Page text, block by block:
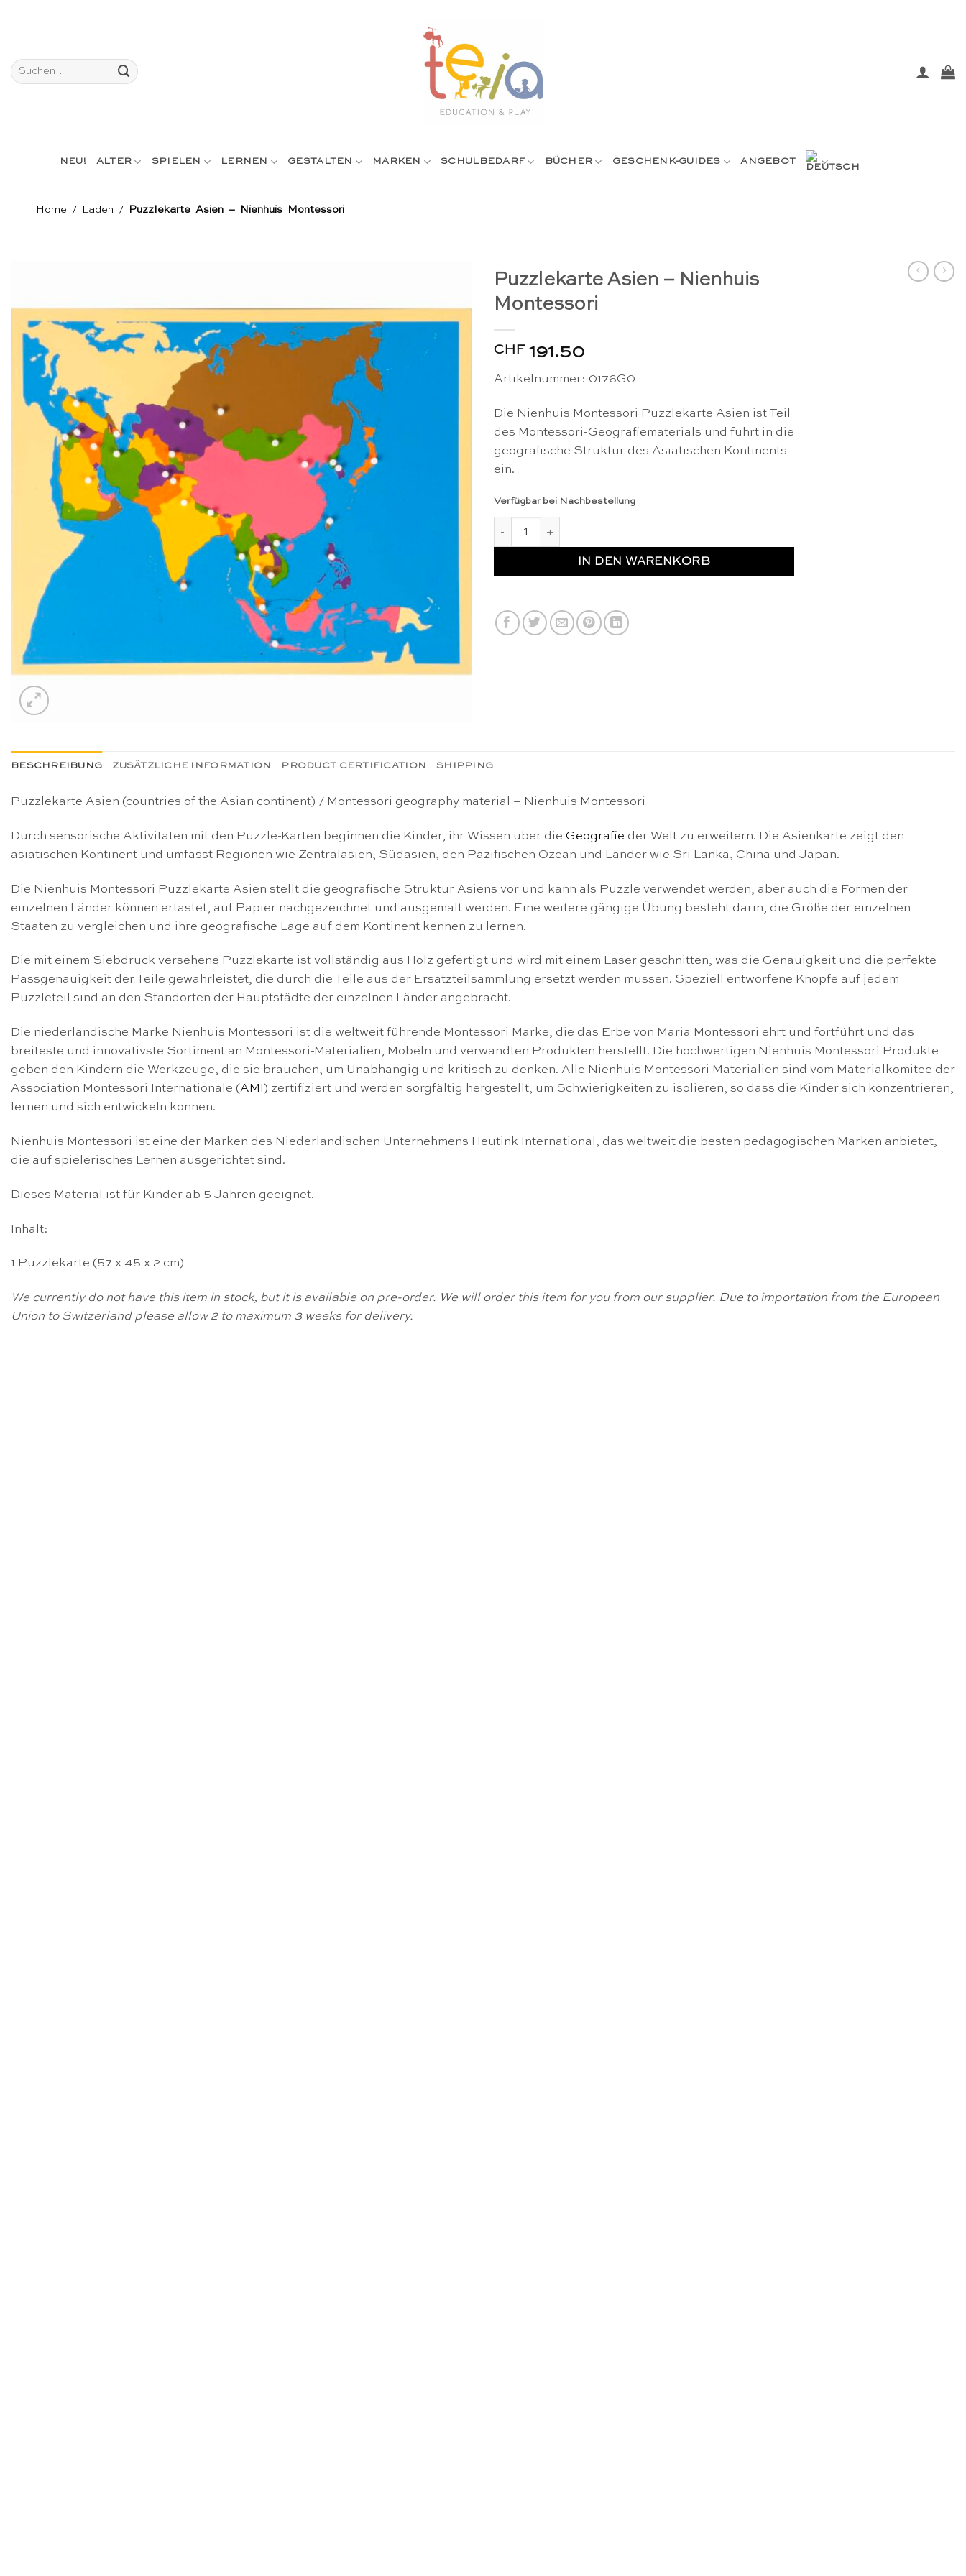
Suchen
nach:
NEU! ALTER SPIELEN LERNEN GESTALTEN MARKEN SCHULBEDARF BÜCHER GESCHENK-GUIDES ANGEBOT
Home / Laden / Puzzlekarte Asien – Nienhuis Montessori
Puzzlekarte Asien – Nienhuis
Montessori
CHF 191.50
Artikelnummer: 0176G0
Die Nienhuis Montessori Puzzlekarte Asien ist Teil
des Montessori-Geografiematerials und führt in die
geografische Struktur des Asiatischen Kontinents
ein.
Verfügbar bei Nachbestellung
IN DEN WARENKORB
BESCHREIBUNG ZUSÄTZLICHE INFORMATION PRODUCT CERTIFICATION SHIPPING
Puzzlekarte Asien (countries of the Asian continent) / Montessori geography material – Nienhuis Montessori
Durch sensorische Aktivitäten mit den Puzzle-Karten beginnen die Kinder, ihr Wissen über die Geografie der Welt zu erweitern. Die Asienkarte zeigt den
asiatischen Kontinent und umfasst Regionen wie Zentralasien, Südasien, den Pazifischen Ozean und Länder wie Sri Lanka, China und Japan.
Die Nienhuis Montessori Puzzlekarte Asien stellt die geografische Struktur Asiens vor und kann als Puzzle verwendet werden, aber auch die Formen der
einzelnen Länder können ertastet, auf Papier nachgezeichnet und ausgemalt werden. Eine weitere gängige Übung besteht darin, die Größe der einzelnen
Staaten zu vergleichen und ihre geografische Lage auf dem Kontinent kennen zu lernen.
Die mit einem Siebdruck versehene Puzzlekarte ist vollständig aus Holz gefertigt und wird mit einem Laser geschnitten, was die Genauigkeit und die perfekte
Passgenauigkeit der Teile gewährleistet, die durch die Teile aus der Ersatzteilsammlung ersetzt werden müssen. Speziell entworfene Knöpfe auf jedem
Puzzleteil sind an den Standorten der Hauptstädte der einzelnen Länder angebracht.
Die niederländische Marke Nienhuis Montessori ist die weltweit führende Montessori Marke, die das Erbe von Maria Montessori ehrt und fortführt und das
breiteste und innovativste Sortiment an Montessori-Materialien, Möbeln und verwandten Produkten herstellt. Die hochwertigen Nienhuis Montessori Produkte
geben den Kindern die Werkzeuge, die sie brauchen, um Unabhangig und kritisch zu denken. Alle Nienhuis Montessori Materialien sind vom Materialkomitee der
Association Montessori Internationale (AMI ) zertifiziert und werden sorgfältig hergestellt, um Schwierigkeiten zu isolieren, so dass die Kinder sich konzentrieren,
lernen und sich entwickeln können.
Nienhuis Montessori ist eine der Marken des Niederlandischen Unternehmens Heutink International, das weltweit die besten pedagogischen Marken anbietet,
die auf spielerisches Lernen ausgerichtet sind.
Dieses Material ist für Kinder ab 5 Jahren geeignet.
Inhalt:
1 Puzzlekarte (57 x 45 x 2 cm)
We currently do not have this item in stock, but it is available on pre-order. We will order this item for you from our supplier. Due to importation from the European
Union to Switzerland please allow 2 to maximum 3 weeks for delivery.